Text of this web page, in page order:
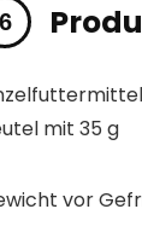
mit 35 g
vor